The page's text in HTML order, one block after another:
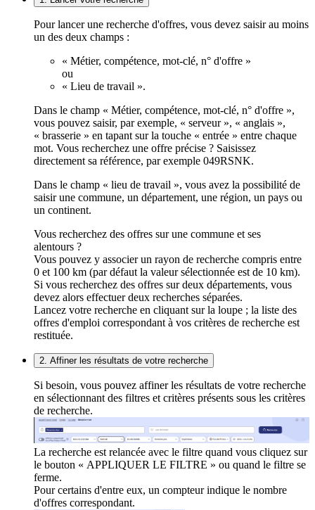
Pour lancer une recherche d'offres, vous devez saisir au moins
un des deux champs :
« Métier, compétence, mot-clé, n° d'offre »
ou
« Lieu de travail ».
Dans le champ « Métier, compétence, mot-clé, n° d'offre »,
vous pouvez saisir, par exemple, « serveur », « anglais »,
« brasserie » en tapant sur la touche « entrée » entre chaque
mot. Vous recherchez une offre précise ? Saisissez
directement sa référence, par exemple 049RSNK.
Dans le champ « lieu de travail », vous avez la possibilité de
saisir une commune, un département, une région, un pays ou
un continent.
Vous recherchez des offres sur une commune et ses
alentours ?
Vous pouvez y associer un rayon de recherche compris entre
0 et 100 km (par défaut la valeur sélectionnée est de 10 km).
Si vous recherchez des offres sur deux départements, vous
devez alors effectuer deux recherches séparées.
Lancez votre recherche en cliquant sur la loupe ; la liste des
offres d'emploi correspondant à vos critères de recherche est
restituée.
2. Affiner les résultats de votre recherche
Si besoin, vous pouvez affiner les résultats de votre recherche
en sélectionnant des filtres et critères présents sous les critères
de recherche.
La recherche est relancée avec le filtre quand vous cliquez sur
le bouton « APPLIQUER LE FILTRE » ou quand le filtre se
ferme.
Pour certains d'entre eux, un compteur indique le nombre
d'offres correspondant.